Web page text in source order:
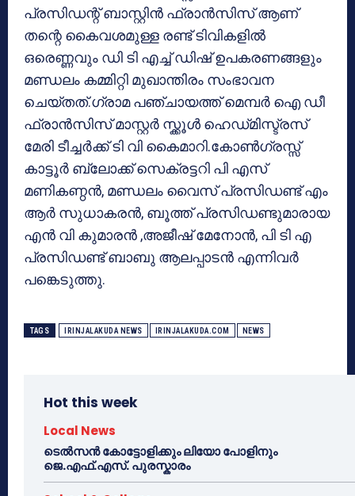
പ്രസിഡന്റ് ബാസ്റ്റിൻ ഫ്രാൻസിസ് ആണ്
തന്റെ കൈവശമുള്ള രണ്ട് ടിവികളിൽ
ഒരെണ്ണവും ഡി ടി എച്ച് ഡിഷ് ഉപകരണങ്ങളും
മണ്ഡലം കമ്മിറ്റി മുഖാന്തിരം സംഭാവന
ചെയ്തത്.ഗ്രാമ പഞ്ചായത്ത് മെമ്പർ ഐ ഡീ
ഫ്രാൻസിസ് മാസ്റ്റർ സ്ക്കൂൾ ഹെഡ്‌മിസ്ട്രസ്
മേരി ടീച്ചർക്ക് ടി വി കൈമാറി.കോൺഗ്രസ്സ്
കാട്ടൂർ ബ്ലോക്ക് സെക്രട്ടറി പി എസ്
മണികണ്ഠൻ, മണ്ഡലം വൈസ് പ്രസിഡണ്ട് എം
ആർ സുധാകരൻ, ബൂത്ത് പ്രസിഡണ്ടുമാരായ
എൻ വി കുമാരൻ ,അജീഷ് മേനോൻ, പി ടി എ
പ്രസിഡണ്ട് ബാബു ആലപ്പാടൻ എന്നിവർ
പങ്കെടുത്തു.
TAGS IRINJALAKUDA NEWS IRINJALAKUDA.COM NEWS
Hot this week
Local News
ടെൽസൻ കോട്ടോളിക്കും ലിയോ പോളിനും
ജെ.എഫ്.എസ്. പുരസ്കാരം